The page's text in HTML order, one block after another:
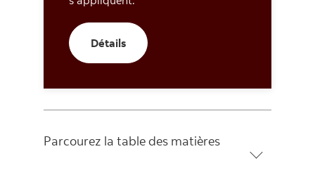
DétailsDétails
Parcourez la table des matières